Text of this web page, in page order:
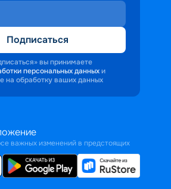
Подписаться
вы принимаете
персональных данных и
на обработку ваших данных
важных изменений в предстоящих